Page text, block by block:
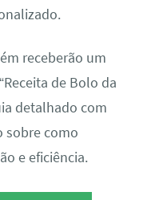
receberão um
de Bolo da
detalhado com
sobre como
e eficiência.